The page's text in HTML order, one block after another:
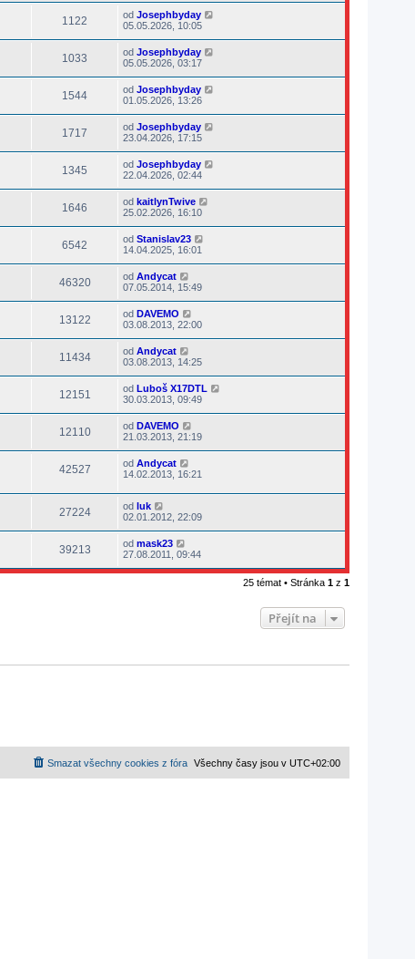
1122 od Josephbyday
05.05.2026, 10:05
1033 od Josephbyday
05.05.2026, 03:17
1544 od Josephbyday
01.05.2026, 13:26
1717 od Josephbyday
23.04.2026, 17:15
1345 od Josephbyday
22.04.2026, 02:44
1646 od kaitlynTwive
25.02.2026, 16:10
6542 od Stanislav23
14.04.2025, 16:01
46320 od Andycat
07.05.2014, 15:49
13122 od DAVEMO
03.08.2013, 22:00
11434 od Andycat
03.08.2013, 14:25
12151 od Luboš X17DTL
30.03.2013, 09:49
12110 od DAVEMO
21.03.2013, 21:19
42527 od Andycat
14.02.2013, 16:21
27224 od luk
02.01.2012, 22:09
39213 od mask23
27.08.2011, 09:44
25 témat • Stránka 1 z 1
Přejít na
Všechny časy jsou v UTC+02:00
Smazat všechny cookies z fóra